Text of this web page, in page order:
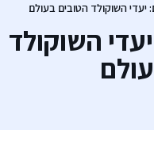
יעדי השוקולד הטובים בעולם
השוקולד